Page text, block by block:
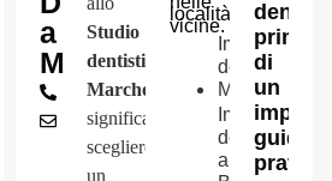
a
Marostica
0444566611
dentistavicenza@gmail.com
Via 4
Studio
dentistico
Marchesin
significa
scegliere
un
località
vicine.
Impianto
dentale a
Marostica
Impianto
dentale
a
prima
di
un
guida
pratica